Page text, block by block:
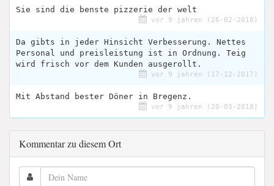
Sie sind die benste pizzerie der welt
vor 9 jahren (26-02-2018)
Da gibts in jeder Hinsicht Verbesserung. Nettes
Personal und preisleistung ist in Ordnung. Teig
wird frisch vor dem Kunden ausgerollt.
vor 9 jahren (17-12-2017)
Mit Abstand bester Döner in Bregenz.
vor 9 jahren (20-03-2018)
Kommentar zu diesem Ort